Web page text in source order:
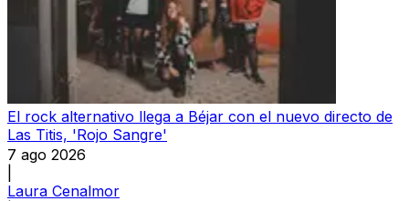
El rock alternativo llega a Béjar con el nuevo directo de
Las Titis, 'Rojo Sangre'
7 ago 2026
Laura Cenalmor